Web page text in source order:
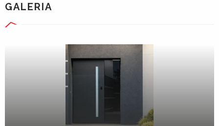
GALERIA